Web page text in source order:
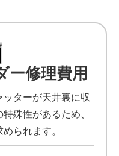
ー修理費用
ターが天井裏に収
殊性があるため、
られます。